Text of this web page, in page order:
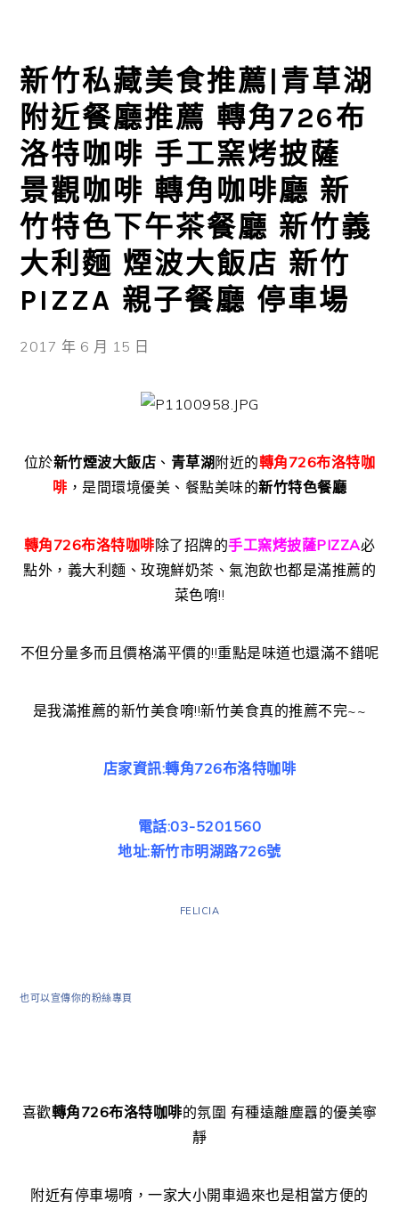
新竹私藏美食推薦|青草湖
附近餐廳推薦 轉角726布
洛特咖啡 手工窯烤披薩
景觀咖啡 轉角咖啡廳 新
竹特色下午茶餐廳 新竹義
大利麵 煙波大飯店 新竹
PIZZA 親子餐廳 停車場
2017 年 6 月 15 日
位於新竹煙波大飯店 、 青草湖 附近的轉角726布洛特咖
啡 ，是間環境優美、餐點美味的新竹特色餐廳
轉角726布洛特咖啡除了招牌的手工窯烤披薩PIZZA必
點外，義大利麵、玫瑰鮮奶茶、氣泡飲也都是滿推薦的
菜色唷!!
不但分量多而且價格滿平價的!!重點是味道也還滿不錯呢
是我滿推薦的新竹美食唷!!新竹美食真的推薦不完~~
店家資訊:轉角726布洛特咖啡
電話:03-5201560
地址:新竹市明湖路726號
FELICIA
也可以宣傳你的粉絲專頁
喜歡轉角726布洛特咖啡的氛圍 有種遠離塵囂的優美寧
靜
附近有停車場唷，一家大小開車過來也是相當方便的